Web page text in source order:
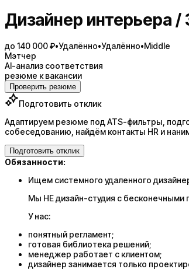
Дизайнер интерьера /
до 140 000 ₽•Удалённо•Удалённо•Middle
Мэтчер
AI-анализ соответствия
резюме к вакансии
Проверить резюме
Подготовить отклик
Адаптируем резюме под ATS-фильтры,
собеседованию, найдём контакты HR и
Подготовить отклик
Обязанности:
Ищем системного удаленного
Мы НЕ дизайн-студия с бесконечными
У нас:
понятный регламент;
готовая библиотека решений;
менеджер работает с клиентом;
дизайнер занимается только